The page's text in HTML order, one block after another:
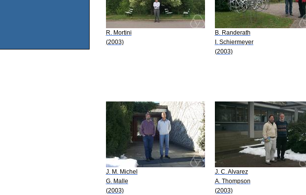
R. Mortini
(2003)
B. Randerath
I. Schiermeyer
(2003)
J. M. Michel
G. Malle
(2003)
J. C. Alvarez
A. Thompson
(2003)